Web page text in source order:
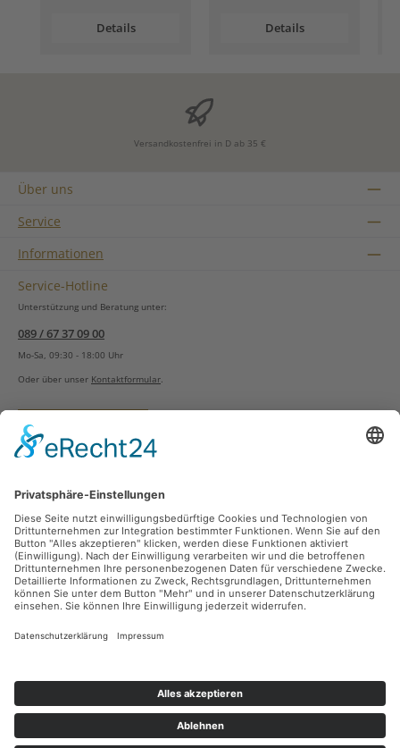
Details Details
Versandkostenfrei in D ab 35 €
Über uns
Service
Informationen
Service-Hotline
Unterstützung und Beratung unter:
089 / 67 37 09 00
Mo-Sa, 09:30 - 18:00 Uhr
Oder über unser Kontaktformular.
Vertrag widerrufen
Zahlungsarten
Sicher Einkaufen
Ladengeschäft
Newsletter
Facebook Instagram